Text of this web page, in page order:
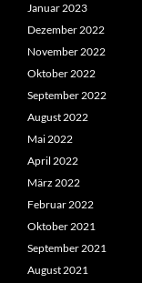
Januar 2023
Dezember 2022
November 2022
Oktober 2022
September 2022
August 2022
Mai 2022
April 2022
März 2022
Februar 2022
Oktober 2021
September 2021
August 2021